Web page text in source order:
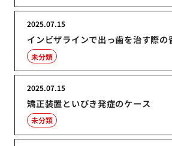
インビザラインで出っ歯を治す際の
2025.07.15
未分類
矯正装置といびき発症のケース
2025.07.15
未分類